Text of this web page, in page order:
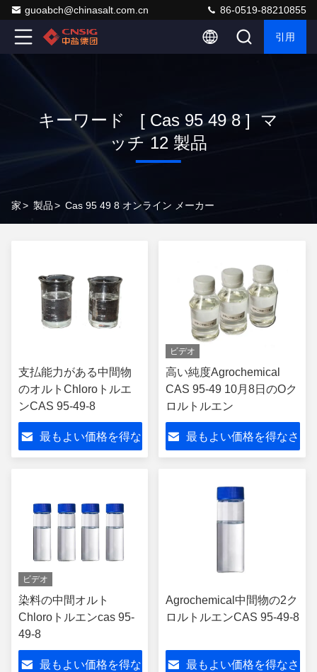
guoabch@chinasalt.com.cn 86-0519-88210855
引用
キーワード [ Cas 95 49 8 ] マ
ッチ 12 製品
家> 製品> Cas 95 49 8 オンライン メーカー
支払能力がある中間物
のオルトChloroトルエ
ンCAS 95-49-8
最もよい価格を得な
ビデオ
高い純度Agrochemical
CAS 95-49 10月8日のOク
ロルトルエン
最もよい価格を得なさ
ビデオ
染料の中間オルト
Chloroトルエンcas 95-
49-8
最もよい価格を得な
Agrochemical中間物の2ク
ロルトルエンCAS 95-49-8
最もよい価格を得なさ